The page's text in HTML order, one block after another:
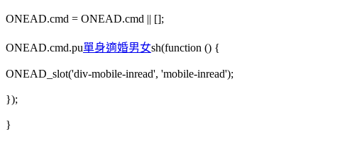
ONEAD.cmd = ONEAD.cmd || [];
ONEAD.cmd.pu單身適婚男女sh(function () {
ONEAD_slot('div-mobile-inread', 'mobile-inread');
});
}